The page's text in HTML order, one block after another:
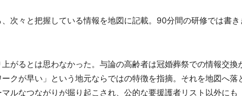
次々と把握している情報を地図に記載。90分間の研修では書き
がるとは思わなかった。与論の高齢者は冠婚葬祭での情報交換
クが早い」という地元ならではの特徴を指摘。それを地図へ落
ルなつながりが掘り起こされ、公的な要援護者リスト以外にも